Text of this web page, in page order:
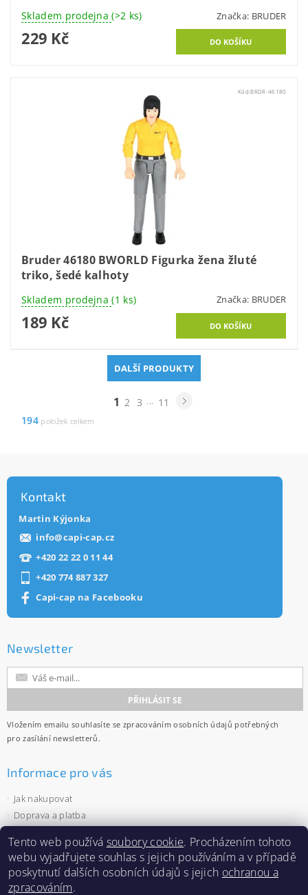
Skladem prodejna(>2 ks) Značka: BRUDER
229 Kč
Kód:BRDR-46180
Bruder 46180 BWORLD Figurka žena žluté
triko, šedé kalhoty
Skladem prodejna(1 ks) Značka: BRUDER
189 Kč
DALŠÍ PRODUKTY
1 2 3
11
194položek celkem
Kontakt
Martin Kýjonka
info@capi-cap.cz
+420 22 22 0 11 44
+420 774 887 327
Capi-cap na Facebooku
Newsletter
Vložením emailu souhlasíte se zpracováním osobních údajů potřebných
pro zasílání newsletterů.
Informace pro vás
Jak nakupovat
Doprava a platba
Ochrana osobních údajů
Velkoobchod
Zásady používání souborů cookies
Tento web používá soubory cookie. Procházením tohoto
webu vyjadřujete souhlas s jejich používáním a v případě
poskytnutí dalších osobních údajů s jejich ochranou a
zpracováním.